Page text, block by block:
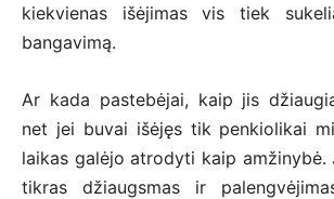
kiekvienas išėjimas vis tiek
bangavimą.
Ar kada pastebėjai, kaip jis
net jei buvai išėjęs tik penkiolikai
laikas galėjo atrodyti kaip amžinybė.
tikras džiaugsmas ir